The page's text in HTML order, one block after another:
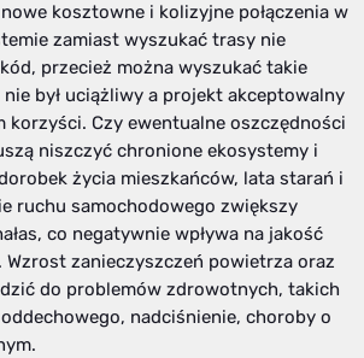
kosztowne i kolizyjne połączenia w
zamiast wyszukać trasy nie
przecież można wyszukać takie
nie był uciążliwy a projekt akceptowalny
korzyści. Czy ewentualne oszczędności
niszczyć chronione ekosystemy i
życia mieszkańców, lata starań i
ruchu samochodowego zwiększy
co negatywnie wpływa na jakość
Wzrost zanieczyszczeń powietrza oraz
do problemów zdrowotnych, takich
nadciśnienie, choroby o